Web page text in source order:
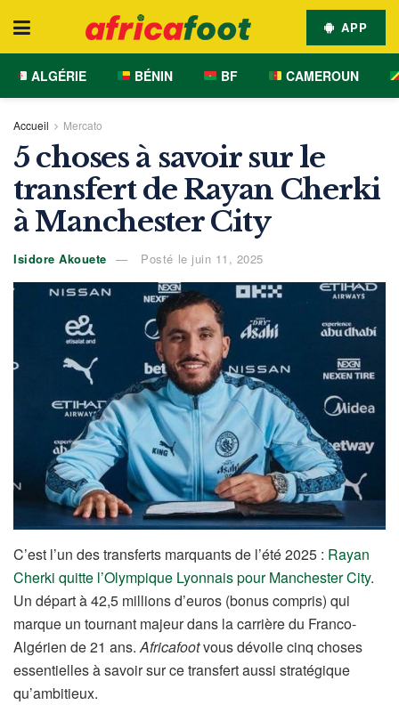
APP
ALGÉRIE BÉNIN BF CAMEROUN
Accueil Mercato
5 choses à savoir sur le
transfert de Rayan Cherki
à Manchester City
Isidore Akouete Posté le juin 11, 2025
C’est l’un des transferts marquants de l’été 2025 : Rayan
Cherki quitte l’Olympique Lyonnais pour Manchester City.
Un départ à 42,5 millions d’euros (bonus compris) qui
marque un tournant majeur dans la carrière du Franco-
Algérien de 21 ans.Africafootvous dévoile cinq choses
essentielles à savoir sur ce transfert aussi stratégique
qu’ambitieux.